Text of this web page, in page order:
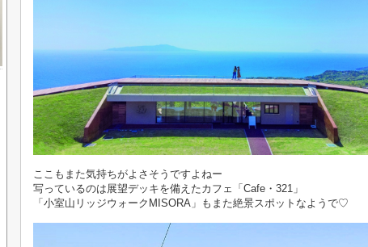
ここもまた気持ちがよさそうですよねー
写っているのは展望デッキを備えたカフェ「Cafe・321」
「小室山リッジウォークMISORA」もまた絶景スポットなようで♡